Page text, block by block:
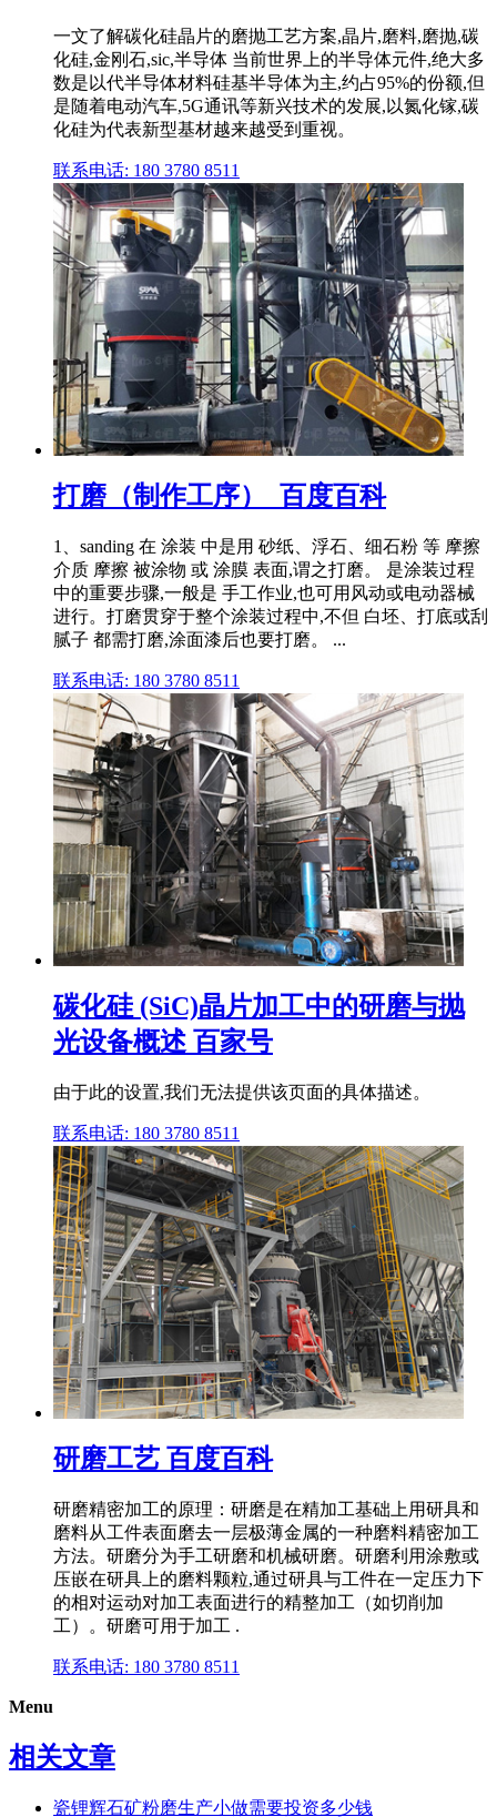
一文了解碳化硅晶片的磨抛工艺方案,晶片,磨料,磨抛,碳
化硅,金刚石,sic,半导体 当前世界上的半导体元件,绝大多
数是以代半导体材料硅基半导体为主,约占95%的份额,但
是随着电动汽车,5G通讯等新兴技术的发展,以氮化镓,碳
化硅为代表新型基材越来越受到重视。
联系电话: 180 3780 8511
打磨（制作工序）_百度百科
1、sanding 在 涂装 中是用 砂纸、浮石、细石粉 等 摩擦
介质 摩擦 被涂物 或 涂膜 表面,谓之打磨。 是涂装过程
中的重要步骤,一般是 手工作业,也可用风动或电动器械
进行。打磨贯穿于整个涂装过程中,不但 白坯、打底或刮
腻子 都需打磨,涂面漆后也要打磨。 ...
联系电话: 180 3780 8511
碳化硅 (SiC)晶片加工中的研磨与抛
光设备概述 百家号
由于此的设置,我们无法提供该页面的具体描述。
联系电话: 180 3780 8511
研磨工艺 百度百科
研磨精密加工的原理：研磨是在精加工基础上用研具和
磨料从工件表面磨去一层极薄金属的一种磨料精密加工
方法。研磨分为手工研磨和机械研磨。研磨利用涂敷或
压嵌在研具上的磨料颗粒,通过研具与工件在一定压力下
的相对运动对加工表面进行的精整加工（如切削加
工）。研磨可用于加工 .
联系电话: 180 3780 8511
Menu
相关文章
瓷锂辉石矿粉磨生产小做需要投资多少钱